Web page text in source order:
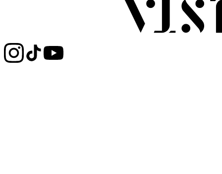
Social Media Links